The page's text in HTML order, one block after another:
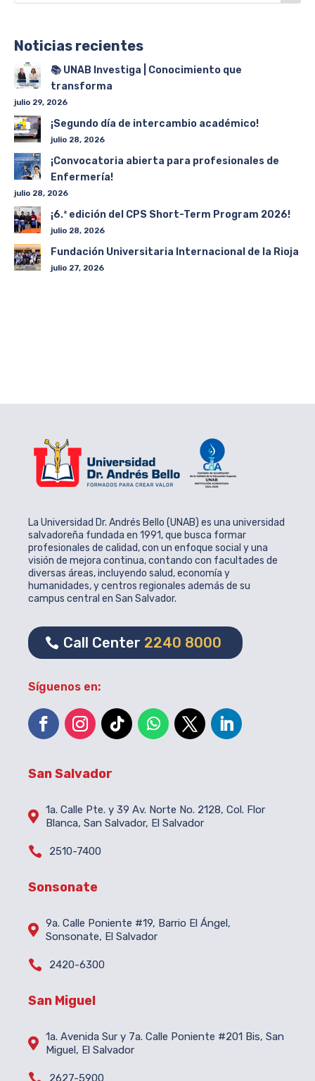
Noticias recientes
📚 UNAB Investiga | Conocimiento que
transforma
julio 29, 2026
¡Segundo día de intercambio académico!
julio 28, 2026
¡Convocatoria abierta para profesionales de
Enfermería!
julio 28, 2026
¡6.ª edición del CPS Short-Term Program 2026!
julio 28, 2026
Fundación Universitaria Internacional de la Rioja
julio 27, 2026
La Universidad Dr. Andrés Bello (UNAB) es una universidad
salvadoreña fundada en 1991, que busca formar
profesionales de calidad, con un enfoque social y una
visión de mejora continua, contando con facultades de
diversas áreas, incluyendo salud, economía y
humanidades, y centros regionales además de su
campus central en San Salvador.
Call Center 2240 8000
Síguenos en:
San Salvador
 1a. Calle Pte. y 39 Av. Norte No. 2128, Col. Flor
Blanca, San Salvador, El Salvador
 2510-7400
Sonsonate
 9a. Calle Poniente #19, Barrio El Ángel,
Sonsonate, El Salvador
 2420-6300
San Miguel
 1a. Avenida Sur y 7a. Calle Poniente #201 Bis, San
Miguel, El Salvador
2627-5900